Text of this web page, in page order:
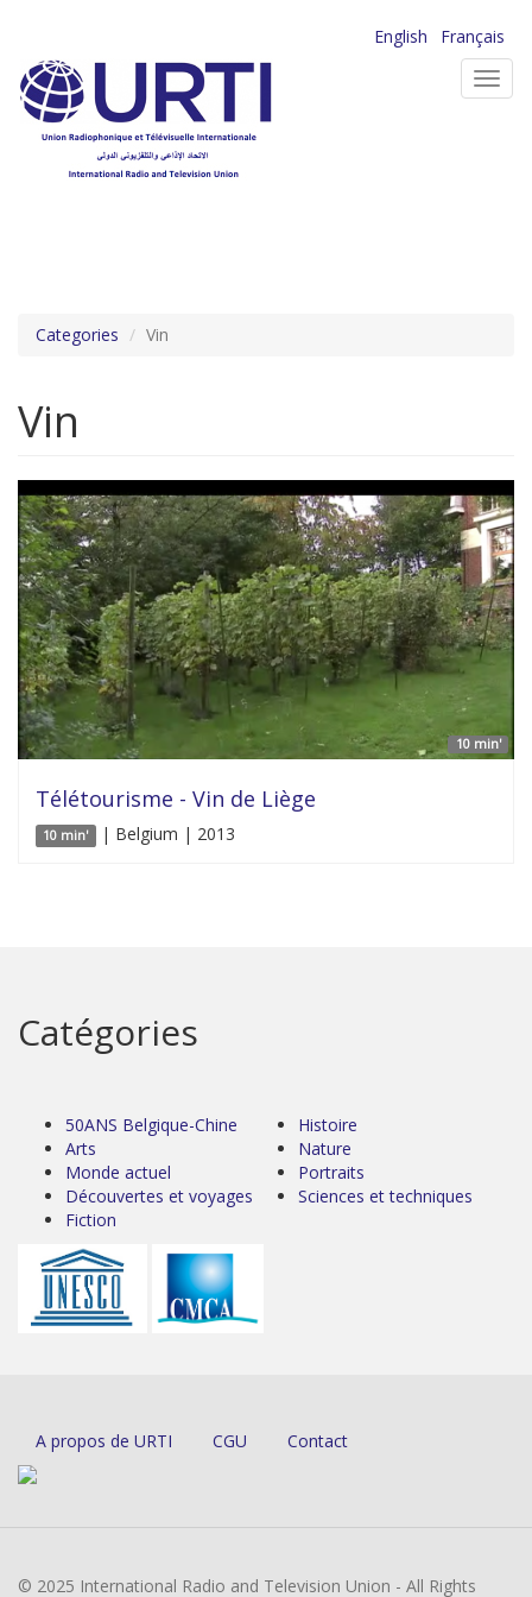
contenu
principal
English
Français
Categories Vin
Vin
10 min'
Télétourisme - Vin de Liège
10 min' | Belgium | 2013
Catégories
50ANS Belgique-Chine
Arts
Monde actuel
Découvertes et voyages
Fiction
Histoire
Nature
Portraits
Sciences et techniques
A propos de URTI CGU Contact
© 2025 International Radio and Television Union - All Rights